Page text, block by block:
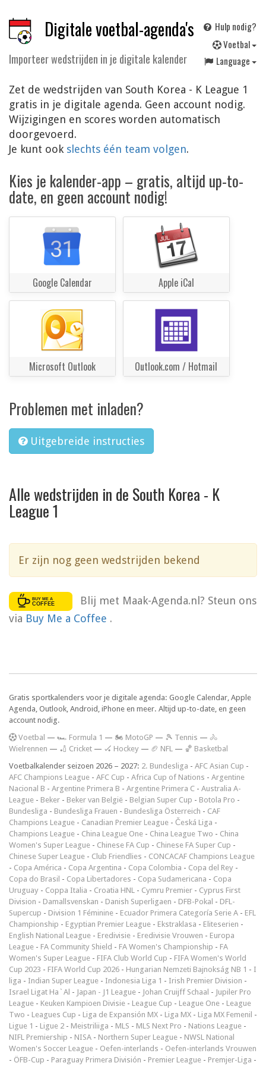
Digitale voetbal-agenda's
Importeer wedstrijden in je digitale kalender
Hulp nodig?
Voetbal
Language
Zet de wedstrijden van South Korea - K League 1
gratis in je digitale agenda. Geen account nodig.
Wijzigingen en scores worden automatisch
doorgevoerd.
Je kunt ook slechts één team volgen.
Kies je kalender-app – gratis, altijd up-to-
date, en geen account nodig!
Google Calendar Apple iCal
Microsoft Outlook Outlook.com / Hotmail
Problemen met inladen?
Uitgebreide instructies
Alle wedstrijden in de South Korea - K
League 1
Er zijn nog geen wedstrijden bekend
Blij met Maak-Agenda.nl? Steun ons
via Buy Me a Coffee .
Gratis sportkalenders voor je digitale agenda: Google Calendar, Apple
Agenda, Outlook, Android, iPhone en meer. Altijd up-to-date, en geen
account nodig.
Voetbal — 🏎️ Formula 1 — 🏍 MotoGP — 🎾 Tennis — 🚴
Wielrennen — 🏏 Cricket — 🏑 Hockey — 🏈 NFL — 🏀 Basketbal
Voetbalkalender seizoen 2026 – 2027: 2. Bundesliga - AFC Asian Cup -
AFC Champions League - AFC Cup - Africa Cup of Nations - Argentine
Nacional B - Argentine Primera B - Argentine Primera C - Australia A-
League - Beker - Beker van België - Belgian Super Cup - Botola Pro -
Bundesliga - Bundesliga Frauen - Bundesliga Österreich - CAF
Champions League - Canadian Premier League - Česká Liga -
Champions League - China League One - China League Two - China
Women's Super League - Chinese FA Cup - Chinese FA Super Cup -
Chinese Super League - Club Friendlies - CONCACAF Champions League
- Copa América - Copa Argentina - Copa Colombia - Copa del Rey -
Copa do Brasil - Copa Libertadores - Copa Sudamericana - Copa
Uruguay - Coppa Italia - Croatia HNL - Cymru Premier - Cyprus First
Division - Damallsvenskan - Danish Superligaen - DFB-Pokal - DFL-
Supercup - Division 1 Féminine - Ecuador Primera Categoría Serie A - EFL
Championship - Egyptian Premier League - Ekstraklasa - Eliteserien -
English National League - Eredivisie - Eredivisie Vrouwen - Europa
League - FA Community Shield - FA Women's Championship - FA
Women's Super League - FIFA Club World Cup - FIFA Women's World
Cup 2023 - FIFA World Cup 2026 - Hungarian Nemzeti Bajnokság NB 1 - I
liga - Indian Super League - Indonesia Liga 1 - Irish Premier Division -
Israel Ligat Ha`Al - Japan - J1 League - Johan Cruijff Schaal - Jupiler Pro
League - Keuken Kampioen Divisie - League Cup - League One - League
Two - Leagues Cup - Liga de Expansión MX - Liga MX - Liga MX Femenil -
Ligue 1 - Ligue 2 - Meistriliiga - MLS - MLS Next Pro - Nations League -
NIFL Premiership - NISA - Northern Super League - NWSL National
Women's Soccer League - Oefen-interlands - Oefen-interlands Vrouwen
- ÖFB-Cup - Paraguay Primera División - Premier League - Premjer-Liga -